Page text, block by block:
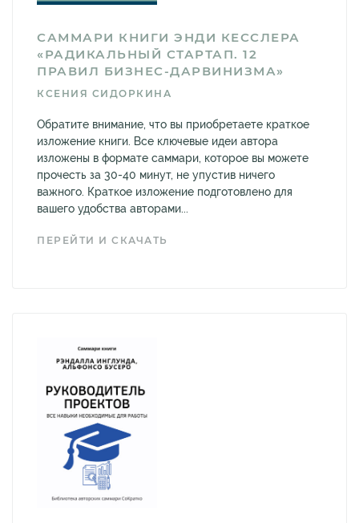
САММАРИ КНИГИ ЭНДИ КЕССЛЕРА
«РАДИКАЛЬНЫЙ СТАРТАП. 12
ПРАВИЛ БИЗНЕС-ДАРВИНИЗМА»
КСЕНИЯ СИДОРКИНА
Обратите внимание, что вы приобретаете краткое
изложение книги. Все ключевые идеи автора
изложены в формате саммари, которое вы можете
прочесть за 30-40 минут, не упустив ничего
важного. Краткое изложение подготовлено для
вашего удобства авторами...
ПЕРЕЙТИ И СКАЧАТЬ